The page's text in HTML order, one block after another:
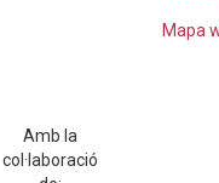
Mapa
Amb la
col·laboració